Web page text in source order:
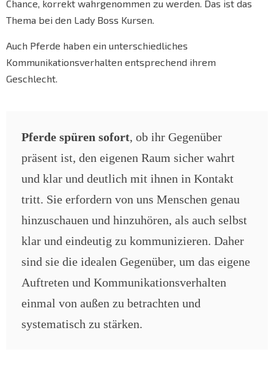
Chance, korrekt wahrgenommen zu werden. Das ist das
Thema bei den Lady Boss Kursen.
Auch Pferde haben ein unterschiedliches
Kommunikationsverhalten entsprechend ihrem
Geschlecht.
Pferde spüren sofort, ob ihr Gegenüber
präsent ist, den eigenen Raum sicher wahrt
und klar und deutlich mit ihnen in Kontakt
tritt. Sie erfordern von uns Menschen genau
hinzuschauen und hinzuhören, als auch selbst
klar und eindeutig zu kommunizieren. Daher
sind sie die idealen Gegenüber, um das eigene
Auftreten und Kommunikationsverhalten
einmal von außen zu betrachten und
systematisch zu stärken.